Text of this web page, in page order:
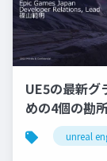
UE5の最新グ
めの4個の勘
unreal